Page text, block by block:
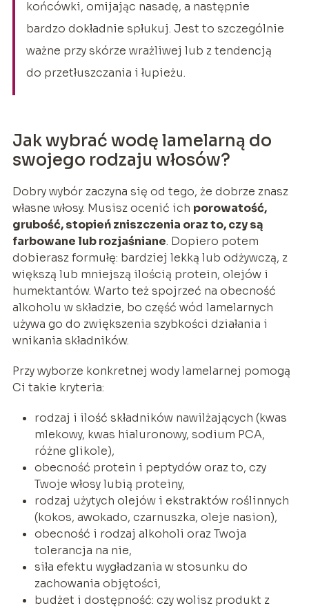
końcówki, omijając nasadę, a następnie
bardzo dokładnie spłukuj. Jest to szczególnie
ważne przy skórze wrażliwej lub z tendencją
do przetłuszczania i łupieżu.
Jak wybrać wodę lamelarną do
swojego rodzaju włosów?
Dobry wybór zaczyna się od tego, że dobrze znasz
własne włosy. Musisz ocenić ich porowatość,
grubość, stopień zniszczenia oraz to, czy są
farbowane lub rozjaśniane. Dopiero potem
dobierasz formułę: bardziej lekką lub odżywczą, z
większą lub mniejszą ilością protein, olejów i
humektantów. Warto też spojrzeć na obecność
alkoholu w składzie, bo część wód lamelarnych
używa go do zwiększenia szybkości działania i
wnikania składników.
Przy wyborze konkretnej wody lamelarnej pomogą
Ci takie kryteria:
rodzaj i ilość składników nawilżających (kwas
mlekowy, kwas hialuronowy, sodium PCA,
różne glikole),
obecność protein i peptydów oraz to, czy
Twoje włosy lubią proteiny,
rodzaj użytych olejów i ekstraktów roślinnych
(kokos, awokado, czarnuszka, oleje nasion),
obecność i rodzaj alkoholi oraz Twoja
tolerancja na nie,
siła efektu wygładzania w stosunku do
zachowania objętości,
budżet i dostępność: czy wolisz produkt z